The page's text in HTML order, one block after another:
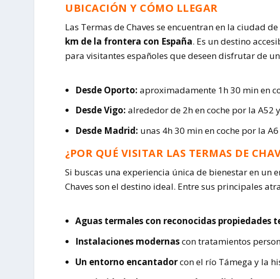
UBICACIÓN Y CÓMO LLEGAR
Las Termas de Chaves se encuentran en la ciudad
km de la frontera con España. Es un destino
para visitantes españoles que deseen disfrutar de
Desde Oporto: aproximadamente 1h 30 min en
Desde Vigo: alrededor de 2h en coche por la A52
Desde Madrid: unas 4h 30 min en coche por la A6
¿POR QUÉ VISITAR LAS TERMAS DE
Si buscas una experiencia única de bienestar en un
Chaves son el destino ideal. Entre sus principales
Aguas termales con reconocidas propiedades
Instalaciones modernascon tratamientos
Un entorno encantadorcon el río Támega y la